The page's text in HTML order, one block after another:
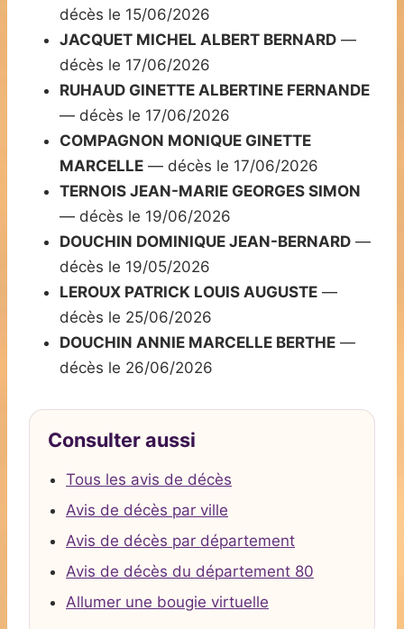
décès le 15/06/2026
JACQUET MICHEL ALBERT BERNARD —
décès le 17/06/2026
RUHAUD GINETTE ALBERTINE FERNANDE
— décès le 17/06/2026
COMPAGNON MONIQUE GINETTE
MARCELLE — décès le 17/06/2026
TERNOIS JEAN-MARIE GEORGES SIMON
— décès le 19/06/2026
DOUCHIN DOMINIQUE JEAN-BERNARD —
décès le 19/05/2026
LEROUX PATRICK LOUIS AUGUSTE —
décès le 25/06/2026
DOUCHIN ANNIE MARCELLE BERTHE —
décès le 26/06/2026
Consulter aussi
Tous les avis de décès
Avis de décès par ville
Avis de décès par département
Avis de décès du département 80
Allumer une bougie virtuelle